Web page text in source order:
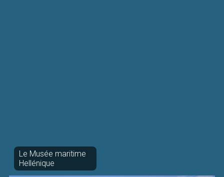
Le Musée maritime
Hellénique